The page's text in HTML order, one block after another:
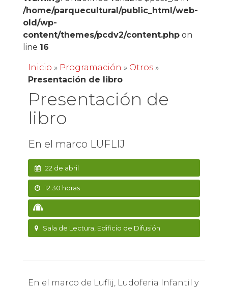
/home/parquecultural/public_html/web-
old/wp-
content/themes/pcdv2/content.phpon
line 16
Inicio » Programación » Otros»
Presentación de libro
Presentación de
libro
En el marco LUFLIJ
22 de abril
12:30 horas
Sala de Lectura, Edificio de Difusión
En el marco de Luflij, Ludoferia Infantil y